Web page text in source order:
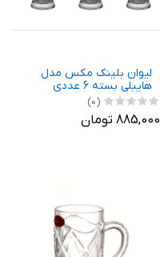
لیوان بلینک مکس مدل
هایبلی بسته 6 عددی
(0)
885,000 تومان